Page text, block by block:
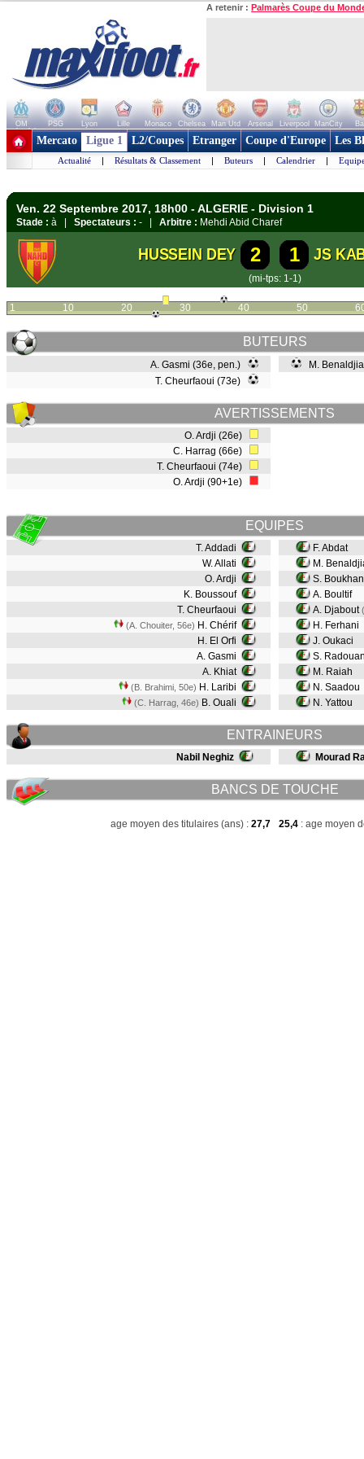
A retenir : Palmarès Coupe du
OM PSG Lyon Lille Monaco Chelsea Man Utd Arsenal Liverpool ManCity
+ de clubs
Mercato Ligue 1 L2/Coupes Etranger Coupe d'Europe Les
Actualité | Résultats & Classement | Buteurs | Calendrier |
Ven. 22 Septembre 2017, 18h00 - ALGERIE - Division 1
Stade : à | Spectateurs : - | Arbitre : Mehdi Abid Charef
HUSSEIN DEY 2 1 JS
(mi-tps: 1-1)
1 10 20 30 40 50
BUTEURS
A. Gasmi (36e, pen.)
T. Cheurfaoui (73e)
M.
AVERTISSEMENTS
O. Ardji (26e)
C. Harrag (66e)
T. Cheurfaoui (74e)
O. Ardji (90+1e)
EQUIPES
T. Addadi
W. Allati
O. Ardji
K. Boussouf
T. Cheurfaoui
(A. Chouiter, 56e) H. Chérif
H. El Orfi
A. Gasmi
A. Khiat
(B. Brahimi, 50e) H. Laribi
(C. Harrag, 46e) B. Ouali
F. Abdat
M.
S.
A. Boultif
A. Djabout
H. Ferhani
J. Oukaci
S.
M. Raiah
N. Saadou
N. Yattou
ENTRAINEURS
Nabil Neghiz Mourad
BANCS DE TOUCHE
age moyen des titulaires (ans) : 27,7 25,4 : age moyen